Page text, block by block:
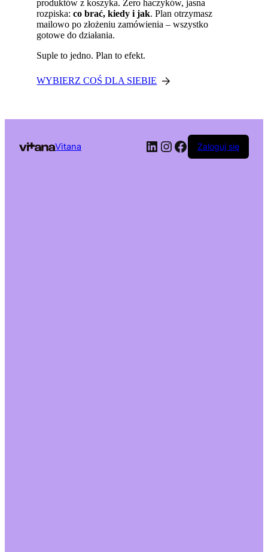
produktów z koszyka. Zero haczyków, jasna
rozpiska:co brać, kiedy i jak. Plan otrzymasz
mailowo po złożeniu zamówienia – wszystko
gotowe do działania.
Suple to jedno. Plan to efekt.
WYBIERZ COŚ DLA SIEBIE
Vitana LinkedIn
Instagram
Facebook
Zaloguj się